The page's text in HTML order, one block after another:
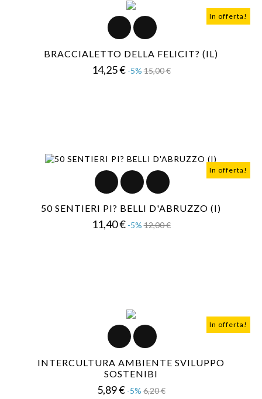
In offerta!
BRACCIALETTO DELLA FELICIT? (IL)
14,25 € Prezzo
-5% 15,00 €Prezzo
In offerta!
50 SENTIERI PI? BELLI D'ABRUZZO (I)
11,40 € Prezzo
-5% 12,00 €Prezzo
In offerta!
INTERCULTURA AMBIENTE SVILUPPO
SOSTENIBI
5,89 € Prezzo
-5% 6,20 €Prezzo